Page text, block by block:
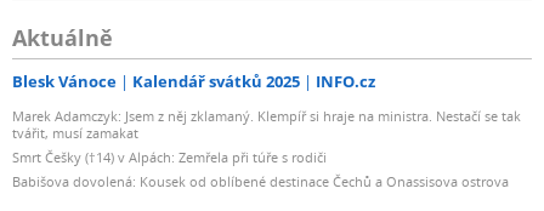
Aktuálně
Blesk Vánoce Kalendář svátků 2025 INFO.cz
Marek Adamczyk: Jsem z něj zklamaný. Klempíř si hraje na ministra. Nestačí se tak
tvářit, musí zamakat
Smrt Češky (†14) v Alpách: Zemřela při túře s rodiči
Babišova dovolená: Kousek od oblíbené destinace Čechů a Onassisova ostrova